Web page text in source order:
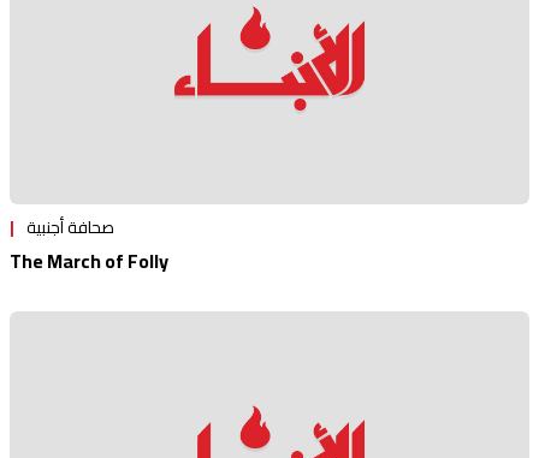
صحافة أجنبية
The March of Folly